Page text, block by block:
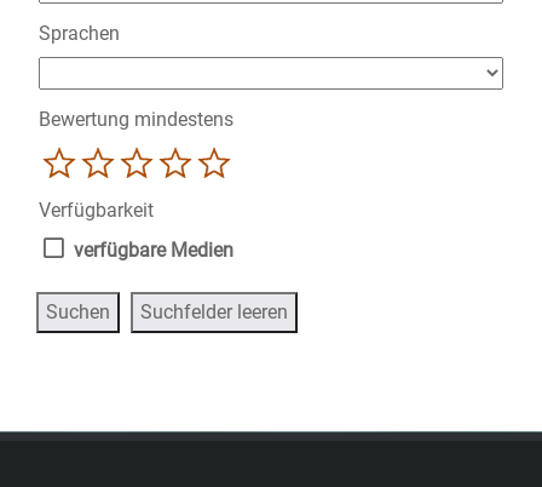
Sprachen
Bewertung mindestens
1 2 3
Verfügbarkeit
verfügbare Medien